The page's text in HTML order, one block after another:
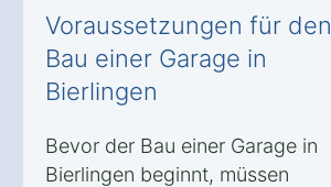
Voraussetzungen für den
Bau einer Garage in
Bierlingen
Bevor der Bau einer Garage in
Bierlingen beginnt, müssen